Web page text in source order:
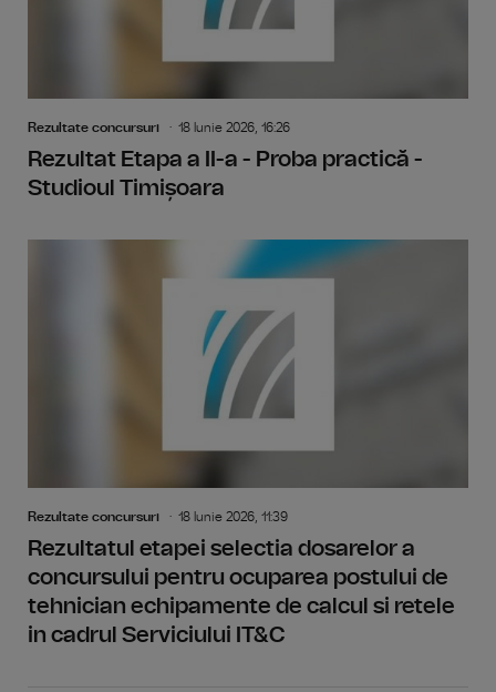
Rezultate concursuri 18 Iunie 2026, 16:26
Rezultat Etapa a II-a - Proba practică -
Studioul Timișoara
Rezultate concursuri 18 Iunie 2026, 11:39
Rezultatul etapei selectia dosarelor a
concursului pentru ocuparea postului de
tehnician echipamente de calcul si retele
in cadrul Serviciului IT&C